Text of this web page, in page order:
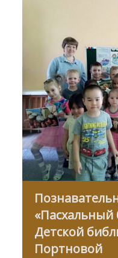
«Пасхальный
Детской
Портновой